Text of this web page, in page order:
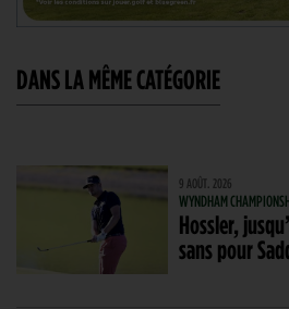
DANS LA MÊME CATÉGORIE
9 AOÛT. 2026
WYNDHAM
Hossler,
sans pour